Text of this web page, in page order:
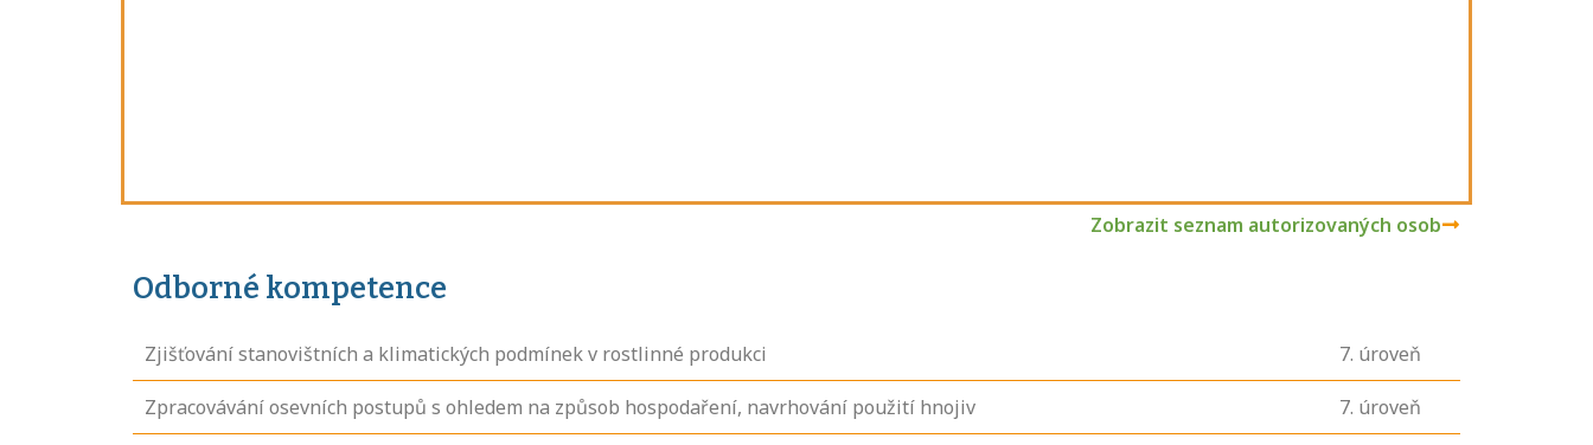
Zobrazit seznam autorizovaných osob
Odborné kompetence
Zjišťování stanovištních a klimatických podmínek v rostlinné produkci 7. úroveň
Zpracovávání osevních postupů s ohledem na způsob hospodaření, navrhování použití hnojiv 7. úroveň